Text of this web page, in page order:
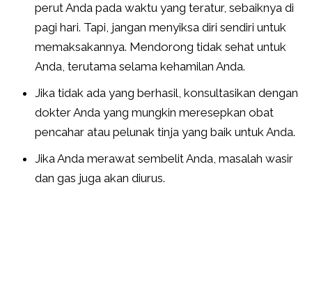
perut Anda pada waktu yang teratur, sebaiknya di
pagi hari. Tapi, jangan menyiksa diri sendiri untuk
memaksakannya. Mendorong tidak sehat untuk
Anda, terutama selama kehamilan Anda.
Jika tidak ada yang berhasil, konsultasikan dengan
dokter Anda yang mungkin meresepkan obat
pencahar atau pelunak tinja yang baik untuk Anda.
Jika Anda merawat sembelit Anda, masalah wasir
dan gas juga akan diurus.